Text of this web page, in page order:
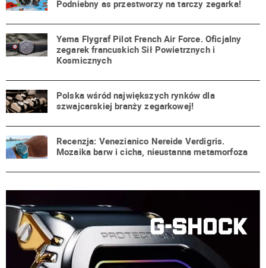
Podniebny as przestworzy na tarczy zegarka!
Yema Flygraf Pilot French Air Force. Oficjalny
zegarek francuskich Sił Powietrznych i
Kosmicznych
Polska wśród największych rynków dla
szwajcarskiej branży zegarkowej!
Recenzja: Venezianico Nereide Verdigris.
Mozaika barw i cicha, nieustanna metamorfoza